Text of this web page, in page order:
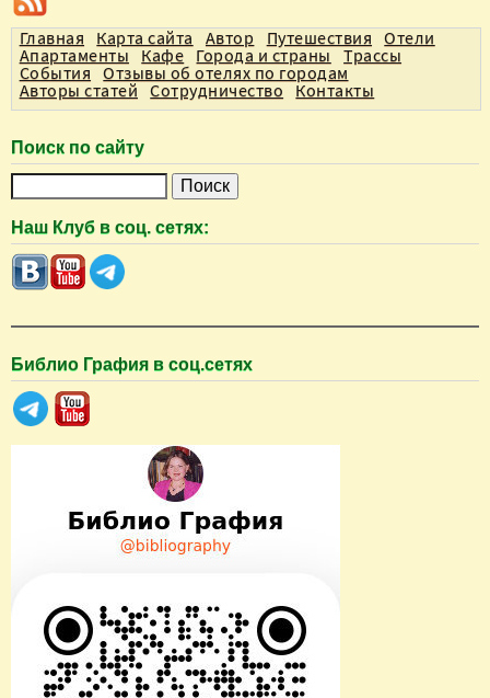
Главная Карта сайта Автор Путешествия
Отели
Апартаменты
Кафе Города и страны
Трассы
События
Отзывы об отелях по городам
Авторы статей
Сотрудничество Контакты
Поиск по сайту
и
с
к
Наш Клуб в соц. сетях:
Библио Графия в соц.сетях